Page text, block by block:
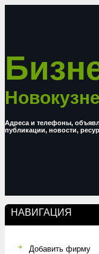
Адреса и телефоны,
публикации, новости,
НАВИГАЦИЯ
Добавить фирму